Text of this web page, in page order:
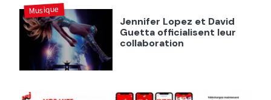
Jennifer Lopez et David
Guetta officialisent leur
collaboration
Musique